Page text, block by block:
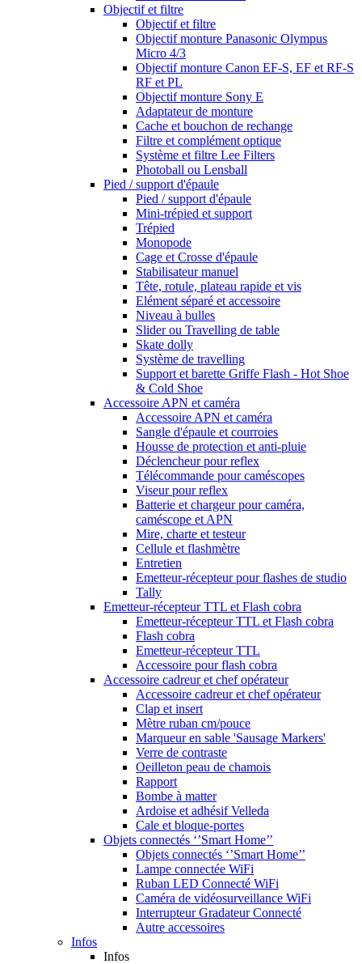
Objectif et filtre
Objectif et filtre
Objectif monture Panasonic Olympus
Micro 4/3
Objectif monture Canon EF-S, EF et RF-S
RF et PL
Objectif monture Sony E
Adaptateur de monture
Cache et bouchon de rechange
Filtre et complément optique
Système et filtre Lee Filters
Photoball ou Lensball
Pied / support d'épaule
Pied / support d'épaule
Mini-trépied et support
Trépied
Monopode
Cage et Crosse d'épaule
Stabilisateur manuel
Tête, rotule, plateau rapide et vis
Elément séparé et accessoire
Niveau à bulles
Slider ou Travelling de table
Skate dolly
Système de travelling
Support et barette Griffe Flash - Hot Shoe
& Cold Shoe
Accessoire APN et caméra
Accessoire APN et caméra
Sangle d'épaule et courroies
Housse de protection et anti-pluie
Déclencheur pour reflex
Télécommande pour caméscopes
Viseur pour reflex
Batterie et chargeur pour caméra,
caméscope et APN
Mire, charte et testeur
Cellule et flashmètre
Entretien
Emetteur-récepteur pour flashes de studio
Tally
Emetteur-récepteur TTL et Flash cobra
Emetteur-récepteur TTL et Flash cobra
Flash cobra
Emetteur-récepteur TTL
Accessoire pour flash cobra
Accessoire cadreur et chef opérateur
Accessoire cadreur et chef opérateur
Clap et insert
Mètre ruban cm/pouce
Marqueur en sable 'Sausage Markers'
Verre de contraste
Oeilleton peau de chamois
Rapport
Bombe à matter
Ardoise et adhésif Velleda
Cale et bloque-portes
Objets connectés ‘’Smart Home’’
Objets connectés ‘’Smart Home’’
Lampe connectée WiFi
Ruban LED Connecté WiFi
Caméra de vidéosurveillance WiFi
Interrupteur Gradateur Connecté
Autre accessoires
Infos
Infos